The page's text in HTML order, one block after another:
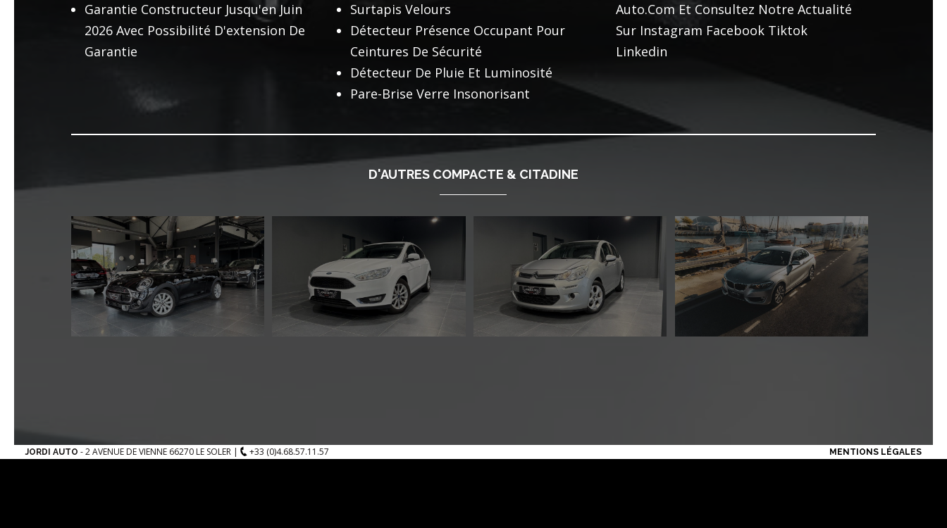
Garantie Constructeur Jusqu'en Juin
2026 Avec Possibilité D'extension De
Garantie
Surtapis Velours
Détecteur Présence Occupant Pour
Ceintures De Sécurité
Détecteur De Pluie Et Luminosité
Pare-Brise Verre Insonorisant
Auto.com Et Consultez Notre Actualité
Sur Instagram Facebook Tiktok
Linkedin
D'AUTRES COMPACTE & CITADINE
FORD FOCUS
1.0
ECOBOOST
125CH S&S
TITANIUM
PURETECH
82CH
CONFORT
COUPE F22
218I 136CH
LOUNGE BVA8
JORDI AUTO -2 AVENUE DE VIENNE 66270 LE SOLER | +33 (0)4.68.57.11.57 MENTIONS LÉGALES